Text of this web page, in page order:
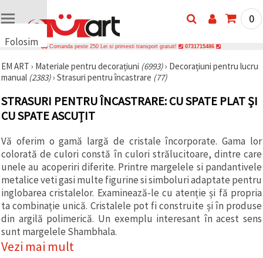
Folosim
uri
🍪 Folosim
și
tehnologii
similare
asigura
funcționarea
corectă a
site-ului,
pentru a vă
îmbunătăți
experiența
și, cu
acordul
dumneavoastră,
pentru a
analiza
traficul și a
0
Comanda peste 250 Lei si primesti transport gratuit! 0731715486
EM ART › Materiale pentru decorațiuni (6993)› Decorațiuni pentru lucru
manual (2383)› Strasuri pentru încastrare (77)
STRASURI PENTRU ÎNCASTRARE: CU SPATE PLAT ȘI
CU SPATE ASCUȚIT
Vă oferim o gamă largă de cristale încorporate. Gama lor
colorată de culori constă în culori strălucitoare, dintre care
unele au acoperiri diferite. Printre margelele si pandantivele
metalice veti gasi multe figurine si simboluri adaptate pentru
inglobarea cristalelor. Examinează-le cu atenție și fă propria
ta combinație unică. Cristalele pot fi construite și în produse
din argilă polimerică. Un exemplu interesant în acest sens
sunt margelele Shambhala.
Vezi mai mult